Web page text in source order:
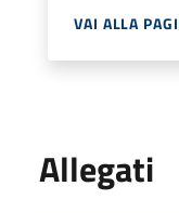
VAI ALLA
Allegati